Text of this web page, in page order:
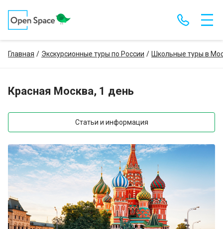
Главная Экскурсионные туры по России Школьные туры в
Красная Москва, 1 день
Статьи и информация